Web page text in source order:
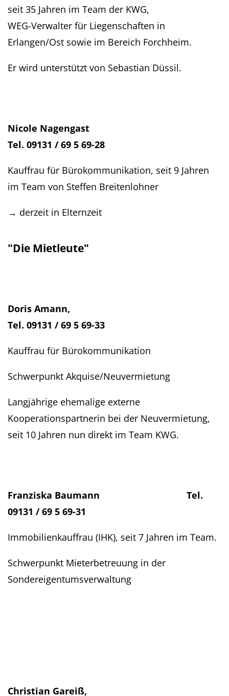
seit 35 Jahren im Team der KWG,
WEG-Verwalter für Liegenschaften in
Erlangen/Ost sowie im Bereich Forchheim.
Er wird unterstützt von Sebastian Düssil.
Nicole Nagengast
Tel. 09131 / 69 5 69-28
Kauffrau für Bürokommunikation, seit 9 Jahren
im Team von Steffen Breitenlohner
→ derzeit in Elternzeit
"Die Mietleute"
Doris Amann,
Tel. 09131 / 69 5 69-33
Kauffrau für Bürokommunikation
Schwerpunkt Akquise/Neuvermietung
Langjährige ehemalige externe
Kooperationspartnerin bei der Neuvermietung,
seit 10 Jahren nun direkt im Team KWG.
Franziska Baumann Tel.
09131 / 69 5 69-31
Immobilienkauffrau (IHK), seit 7 Jahren im Team.
Schwerpunkt Mieterbetreuung in der
Sondereigentumsverwaltung
Christian Gareiß,